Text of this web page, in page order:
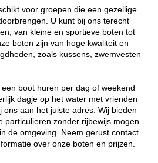
voor groepen die een gezellige
U kunt bij ons terecht
van kleine en sportieve boten tot
boten zijn van hoge kwaliteit en
zoals kussens, zwemvesten
boot huren per dag of weekend
dagje op het water met vrienden
ons aan het juiste adres. Wij bieden
particulieren zonder rijbewijs mogen
de omgeving. Neem gerust contact
over onze boten en prijzen.